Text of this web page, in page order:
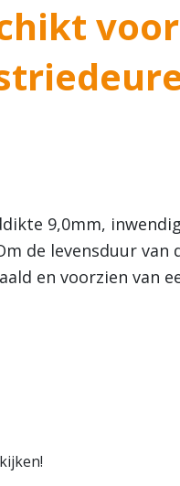
voor
9,0mm,
de levensduur van
en voorzien van